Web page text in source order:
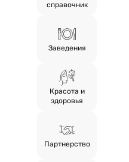
справочник
Заведения
Красота и
здоровья
Партнерство